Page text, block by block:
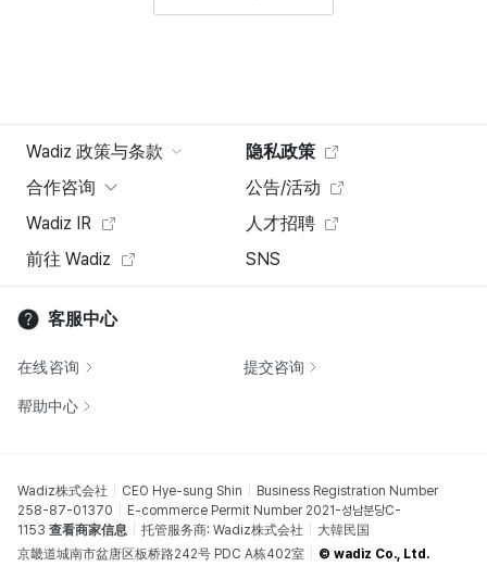
Wadiz 政策与条款
隐私政策
合作咨询
公告/活动
Wadiz IR
人才招聘
前往 Wadiz
SNS
客服中心
在线咨询 提交咨询
帮助中心
Wadiz株式会社 CEO Hye-sung Shin
Business Registration Number
258-87-01370
E-commerce Permit Number 2021-성남분당C-
1153 查看商家信息 托管服务商: Wadiz株式会社
大韓民国
京畿道城南市盆唐区板桥路242号 PDC A栋402室
© wadiz Co., Ltd.